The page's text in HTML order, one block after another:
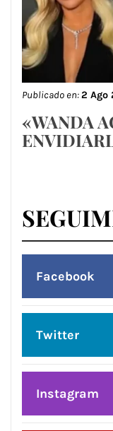
Publicado en:2 Ago
«WANDA
Facebook
Twitter
Instagram